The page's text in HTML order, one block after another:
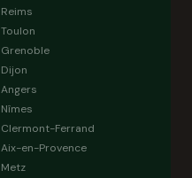
Reims
Toulon
Grenoble
Dijon
Angers
Nîmes
Clermont-Ferrand
Aix-en-Provence
Metz